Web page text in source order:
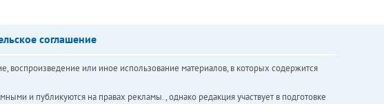
соглашение
воспроизведение или иное использование материалов, в которых содержится
и публикуются на правах рекламы. , однако редакция участвует в подготовке